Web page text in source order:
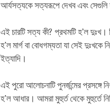
আর্যসত্যকে সত্যরূপে দেখব এবং সেগুলি
এই চারটি সত্য কী? প্রথমটি হ’ল দুঃখ।
হ’ল মার্গ বা বোধগম্যতা যা সেই
ইত্যাদি।
এই পুরো আলোচনাটি পুনর্জন্মের প্রসঙ্গে
হ’ল আধার। আমরা মুহুর্ত থেকে মুহুর্তে